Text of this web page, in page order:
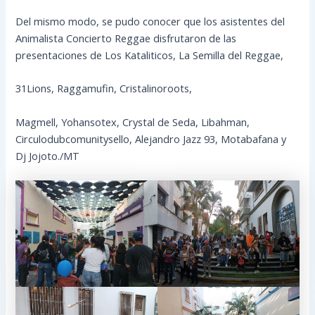
Del mismo modo, se pudo conocer que los asistentes del
Animalista Concierto Reggae disfrutaron de las
presentaciones de Los Kataliticos, La Semilla del Reggae,
31Lions, Raggamufin, Cristalinoroots,
Magmell, Yohansotex, Crystal de Seda, Libahman,
Circulodubcomunitysello, Alejandro Jazz 93, Motabafana y
Dj Jojoto./MT